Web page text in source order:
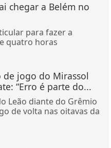
chegar a Belém no
para fazer a
quatro horas
de jogo do Mirassol
“Erro é parte do...
Leão diante do Grêmio
de volta nas oitavas da